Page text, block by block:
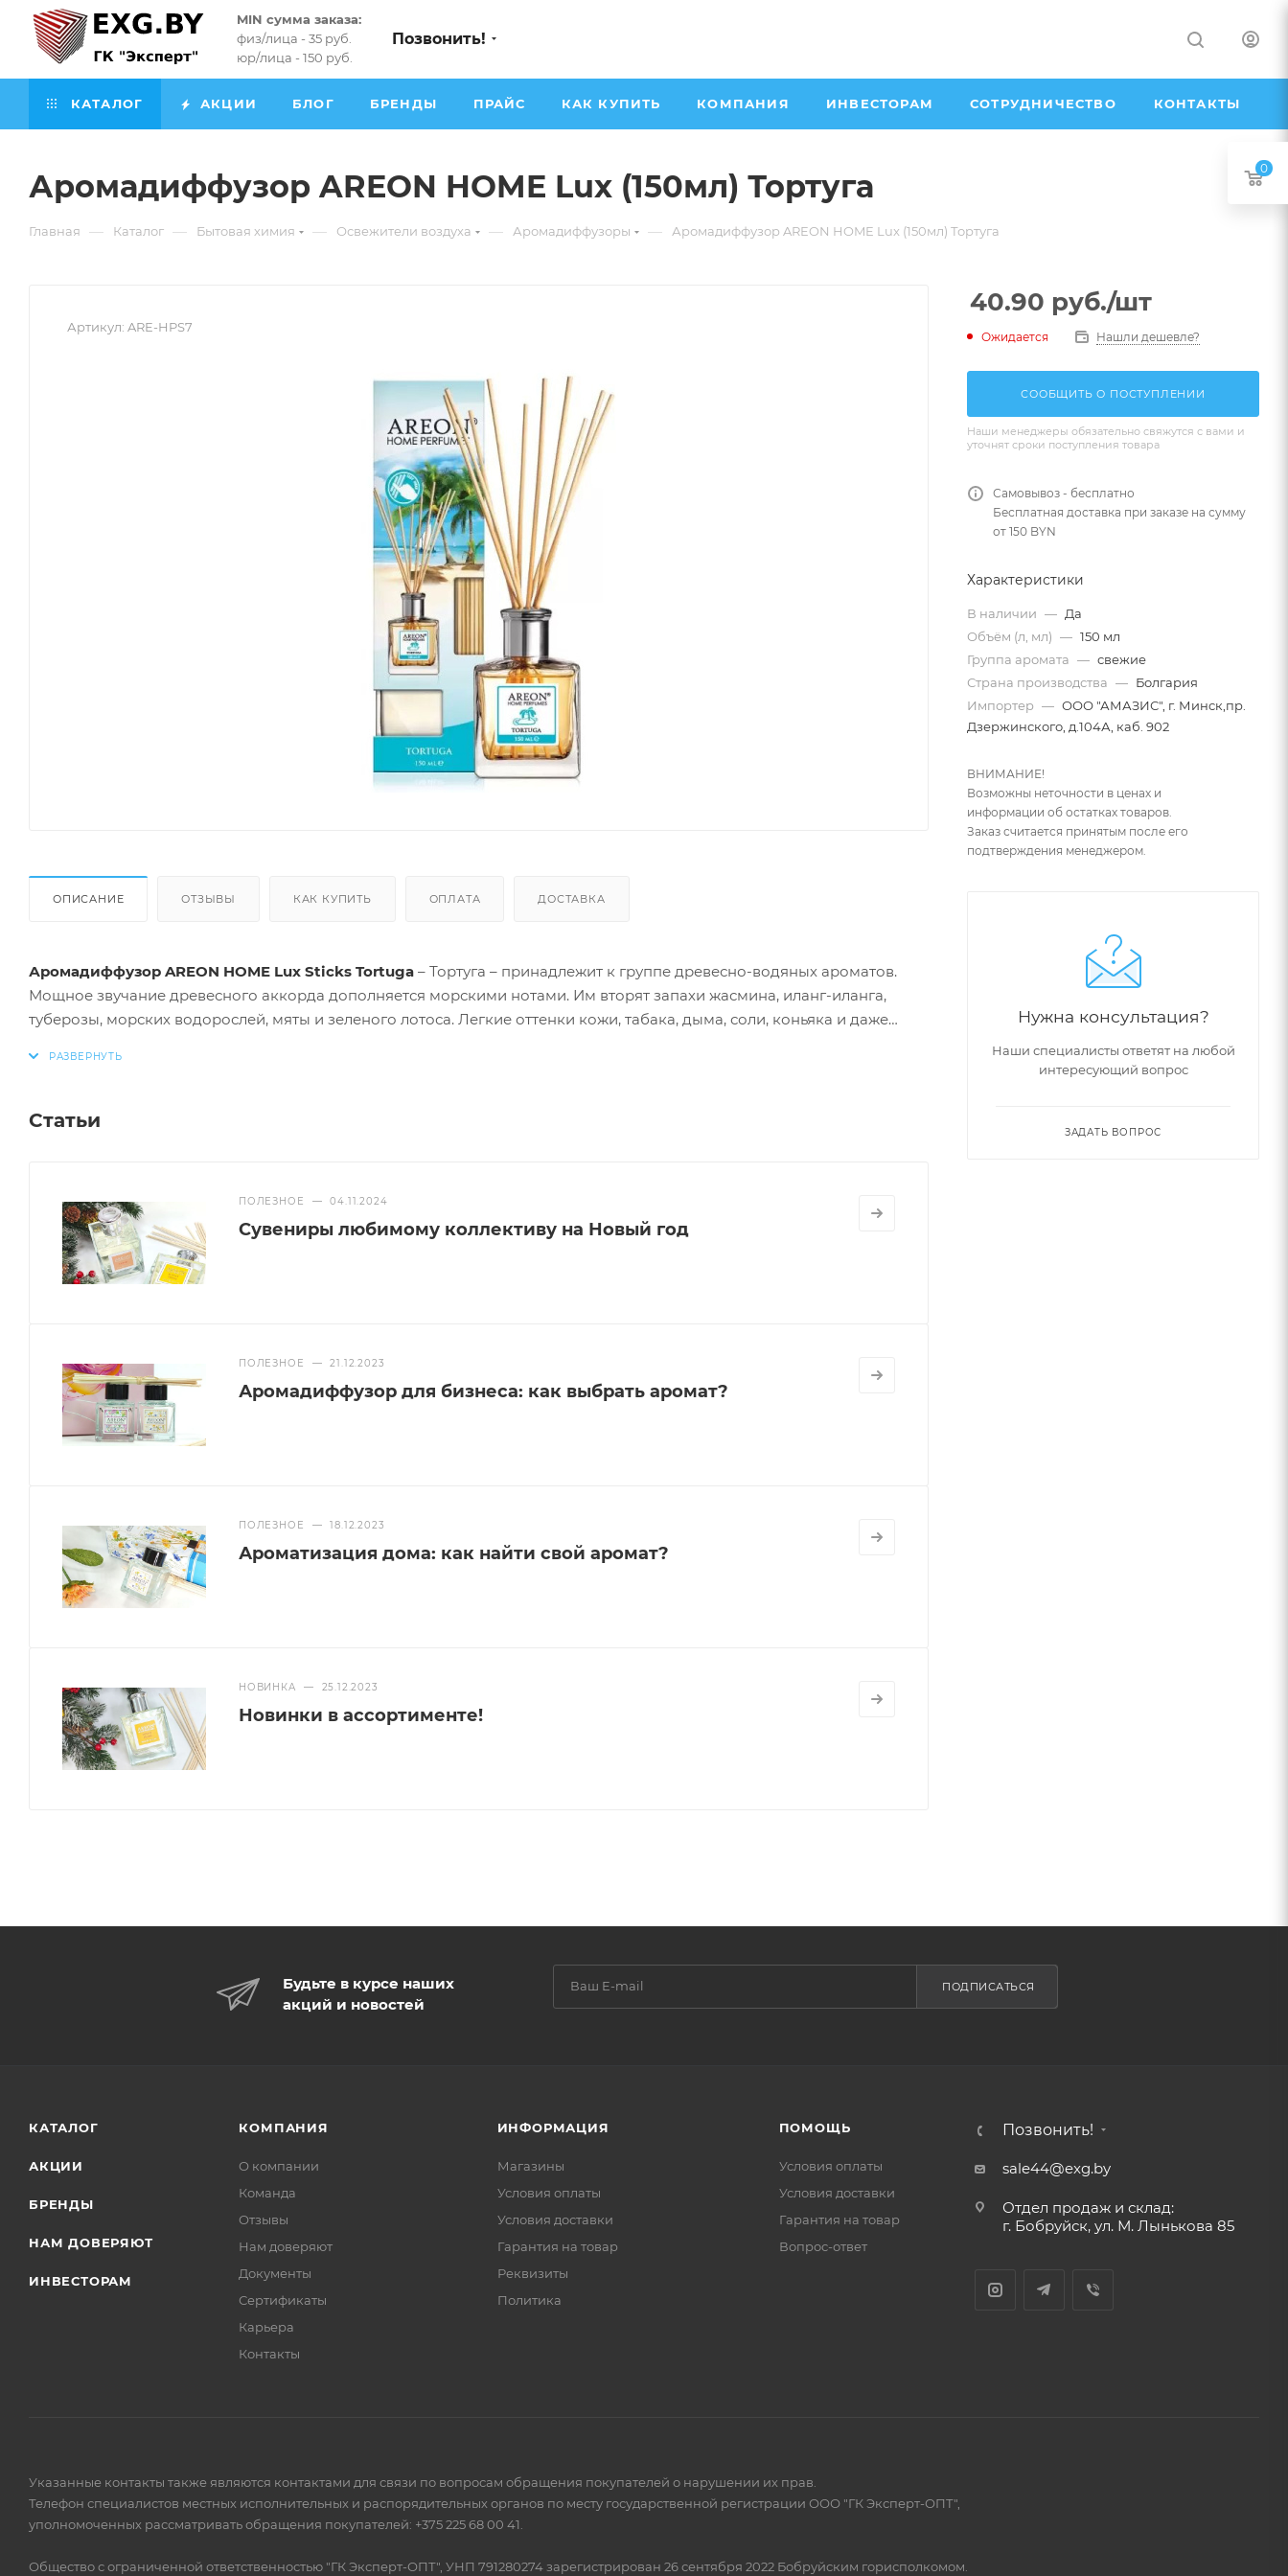
MIN сумма заказа:
физ/лица - 35 руб.
юр/лица - 150 руб.
Позвонить!
КАТАЛОГ АКЦИИ БЛОГ БРЕНДЫ ПРАЙС КАК КУПИТЬ КОМПАНИЯ ИНВЕСТОРАМ СОТРУДНИЧЕСТВО КОНТАКТЫ
Аромадиффузор AREON HOME Lux (150мл) Тортуга
Главная — Каталог — Бытовая химия — Освежители воздуха — Аромадиффузоры — Аромадиффузор AREON HOME Lux (150мл) Тортуга
Артикул: ARE-HPS7
ОПИСАНИЕ ОТЗЫВЫ КАК КУПИТЬ ОПЛАТА ДОСТАВКА
Аромадиффузор AREON HOME Lux Sticks Tortuga – Тортуга – принадлежит к группе древесно-водяных ароматов.
Мощное звучание древесного аккорда дополняется морскими нотами. Им вторят запахи жасмина, иланг-иланга,
туберозы, морских водорослей, мяты и зеленого лотоса. Легкие оттенки кожи, табака, дыма, соли, коньяка и даже
Способ применения:
Комплектация:
флакон с ароматической жидкостью, ротанговые палочки, коробка.
Статьи
ПОЛЕЗНОЕ — 04.11.2024
Сувениры любимому коллективу на Новый год
ПОЛЕЗНОЕ — 21.12.2023
Аромадиффузор для бизнеса: как выбрать аромат?
ПОЛЕЗНОЕ — 18.12.2023
Ароматизация дома: как найти свой аромат?
НОВИНКА — 25.12.2023
Новинки в ассортименте!
40.90 руб./шт
Ожидается Нашли дешевле?
СООБЩИТЬ О ПОСТУПЛЕНИИ
Наши менеджеры обязательно свяжутся с вами и
уточнят сроки поступления товара
Самовывоз - бесплатно
Бесплатная доставка при заказе на сумму
от 150 BYN
Характеристики
В наличии — Да
Объём (л, мл) — 150 мл
Группа аромата — свежие
Страна производства — Болгария
Импортер — ООО "АМАЗИС", г. Минск,пр.
Дзержинского, д.104А, каб. 902
ВНИМАНИЕ!
Возможны неточности в ценах и
информации об остатках товаров.
Заказ считается принятым после его
подтверждения менеджером.
Нужна консультация?
Наши специалисты ответят на любой
интересующий вопрос
ЗАДАТЬ ВОПРОС
Будьте в курсе наших
акций и новостей
ПОДПИСАТЬСЯ
КАТАЛОГ
АКЦИИ
БРЕНДЫ
НАМ ДОВЕРЯЮТ
ИНВЕСТОРАМ
КОМПАНИЯ
О компании
Команда
Отзывы
Нам доверяют
Документы
Сертификаты
Карьера
Контакты
ИНФОРМАЦИЯ
Магазины
Условия оплаты
Условия доставки
Гарантия на товар
Реквизиты
Политика
ПОМОЩЬ
Условия оплаты
Условия доставки
Гарантия на товар
Вопрос-ответ
Позвонить!
sale44@exg.by
Отдел продаж и склад:
г. Бобруйск, ул. М. Лынькова 85
Указанные контакты также являются контактами для связи по вопросам обращения покупателей о нарушении их прав.
Телефон специалистов местных исполнительных и распорядительных органов по месту государственной регистрации ООО "ГК Эксперт-ОПТ",
уполномоченных рассматривать обращения покупателей: +375 225 68 00 41.
Общество с ограниченной ответственностью "ГК Эксперт-ОПТ", УНП 791280274 зарегистрирован 26 сентября 2022 Бобруйским горисполкомом.
0